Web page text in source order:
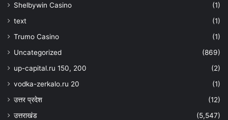
Shelbywin Casino
(1)
text
(1)
Trumo Casino
(1)
Uncategorized
(869)
up-capital.ru 150, 200
(2)
vodka-zerkalo.ru 20
(1)
उत्तर प्रदेश
(12)
उत्तराखंड
(5,547)